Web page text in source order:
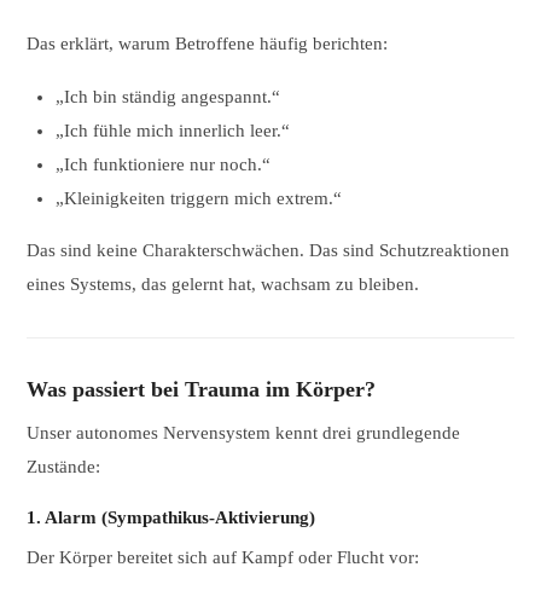
Das erklärt, warum Betroffene häufig berichten:
„Ich bin ständig angespannt.“
„Ich fühle mich innerlich leer.“
„Ich funktioniere nur noch.“
„Kleinigkeiten triggern mich extrem.“
Das sind keine Charakterschwächen. Das sind Schutzreaktionen
eines Systems, das gelernt hat, wachsam zu bleiben.
Was passiert bei Trauma im Körper?
Unser autonomes Nervensystem kennt drei grundlegende
Zustände:
1. Alarm (Sympathikus-Aktivierung)
Der Körper bereitet sich auf Kampf oder Flucht vor: